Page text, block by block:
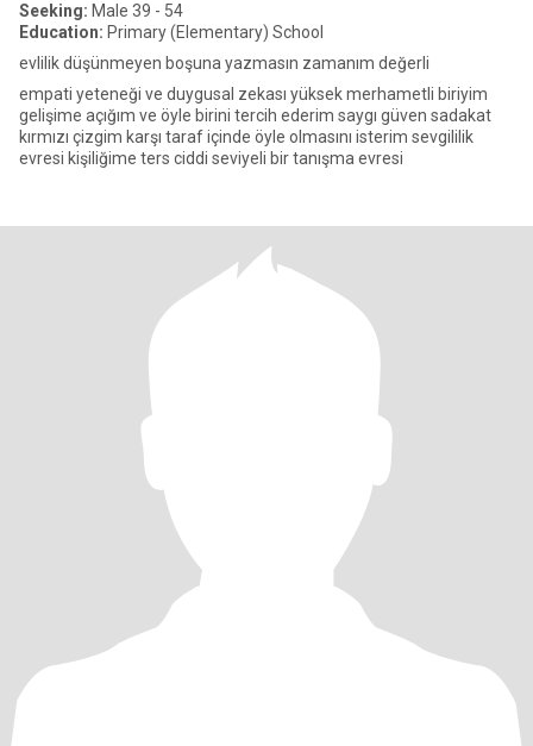
Seeking: Male 39 - 54
Education: Primary (Elementary) School
evlilik düşünmeyen boşuna yazmasın zamanım değerli
empati yeteneği ve duygusal zekası yüksek merhametli biriyim
gelişime açığım ve öyle birini tercih ederim saygı güven sadakat
kırmızı çizgim karşı taraf içinde öyle olmasını isterim sevgililik
evresi kişiliğime ters ciddi seviyeli bir tanışma evresi